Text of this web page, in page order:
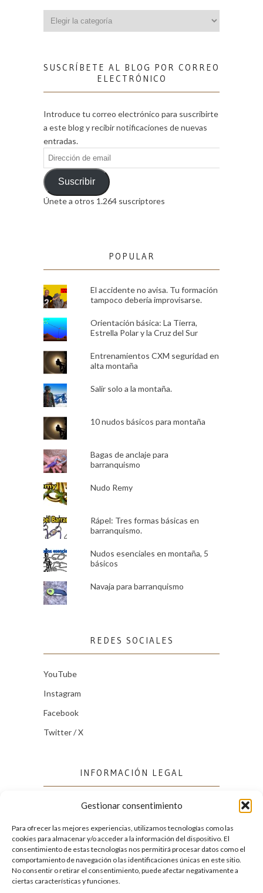
Gestionar consentimiento
Para ofrecer las mejores experiencias, utilizamos tecnologías como las
cookies para almacenar y/o acceder a la información del dispositivo. El
consentimiento de estas tecnologías nos permitirá procesar datos como el
comportamiento de navegación o las identificaciones únicas en este sitio.
No consentir o retirar el consentimiento, puede afectar negativamente a
ciertas características y funciones.
SUSCRÍBETE AL BLOG POR CORREO
ELECTRÓNICO
Introduce tu correo electrónico para suscribirte
a este blog y recibir notificaciones de nuevas
entradas.
Dirección
de
emailSuscribir
Únete a otros 1.264 suscriptores
POPULAR
El accidente no avisa. Tu formación
tampoco debería improvisarse.
Orientación básica: La Tierra,
Estrella Polar y la Cruz del Sur
Entrenamientos CXM seguridad en
alta montaña
Salir solo a la montaña.
10 nudos básicos para montaña
Bagas de anclaje para
barranquismo
Nudo Remy
Rápel: Tres formas básicas en
barranquismo.
Nudos esenciales en montaña, 5
básicos
Navaja para barranquismo
REDES SOCIALES
YouTube
Instagram
Facebook
Twitter / X
INFORMACIÓN LEGAL
Política de cookies (UE)
Política de privacidad
FACEBOOK